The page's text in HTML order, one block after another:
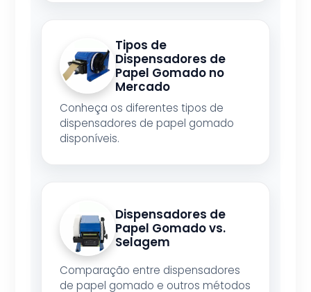
Tipos de
Dispensadores de
Papel Gomado no
Mercado
Conheça os diferentes tipos de
dispensadores de papel gomado
disponíveis.
Dispensadores de
Papel Gomado vs.
Selagem
Comparação entre dispensadores
de papel gomado e outros métodos